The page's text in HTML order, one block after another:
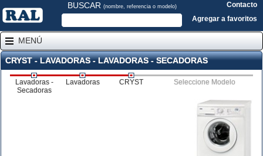
BUSCAR (nombre, referencia o modelo)
Contacto
Agregar a favoritos
MENÚ
CRYST - LAVADORAS - LAVADORAS - SECADORAS
Lavadoras -
Secadoras
Lavadoras CRYST Seleccione Modelo